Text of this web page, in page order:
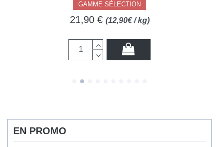
GAMME SÉLECTION
21,90 € (12,90€ / kg)
EN PROMO